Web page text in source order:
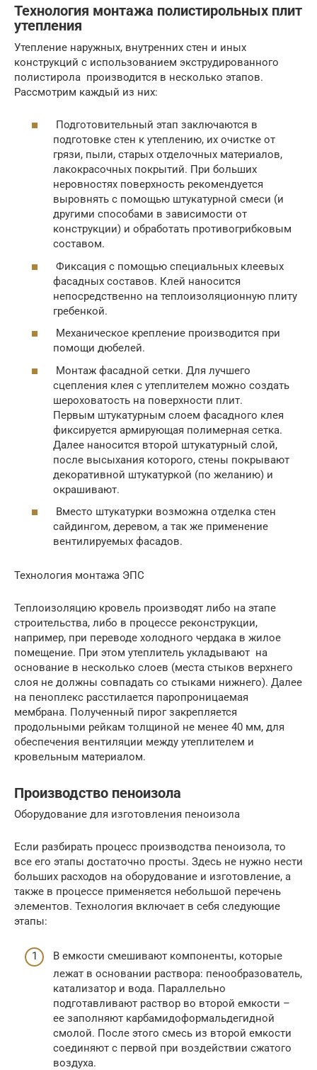
Технология монтажа полистирольных плит
утепления
Утепление наружных, внутренних стен и иных
конструкций с использованием экструдированного
полистирола производится в несколько этапов.
Рассмотрим каждый из них:
Подготовительный этап заключаются в
подготовке стен к утеплению, их очистке от
грязи, пыли, старых отделочных материалов,
лакокрасочных покрытий. При больших
неровностях поверхность рекомендуется
выровнять с помощью штукатурной смеси (и
другими способами в зависимости от
конструкции) и обработать противогрибковым
составом.
Фиксация с помощью специальных клеевых
фасадных составов. Клей наносится
непосредственно на теплоизоляционную плиту
гребенкой.
Механическое крепление производится при
помощи дюбелей.
Монтаж фасадной сетки. Для лучшего
сцепления клея с утеплителем можно создать
шероховатость на поверхности плит.
Первым штукатурным слоем фасадного клея
фиксируется армирующая полимерная сетка.
Далее наносится второй штукатурный слой,
после высыхания которого, стены покрывают
декоративной штукатуркой (по желанию) и
окрашивают.
Вместо штукатурки возможна отделка стен
сайдингом, деревом, а так же применение
вентилируемых фасадов.
Технология монтажа ЭПС
Теплоизоляцию кровель производят либо на этапе
строительства, либо в процессе реконструкции,
например, при переводе холодного чердака в жилое
помещение. При этом утеплитель укладывают на
основание в несколько слоев (места стыков верхнего
слоя не должны совпадать со стыками нижнего). Далее
на пеноплекс расстилается паропроницаемая
мембрана. Полученный пирог закрепляется
продольными рейкам толщиной не менее 40 мм, для
обеспечения вентиляции между утеплителем и
кровельным материалом.
Производство пеноизола
Оборудование для изготовления пеноизола
Если разбирать процесс производства пеноизола, то
все его этапы достаточно просты. Здесь не нужно нести
больших расходов на оборудование и изготовление, а
также в процессе применяется небольшой перечень
элементов. Технология включает в себя следующие
этапы:
В емкости смешивают компоненты, которые
лежат в основании раствора: пенообразователь,
катализатор и вода. Параллельно
подготавливают раствор во второй емкости –
ее заполняют карбамидоформальдегидной
смолой. После этого смесь из второй емкости
соединяют с первой при воздействии сжатого
воздуха.